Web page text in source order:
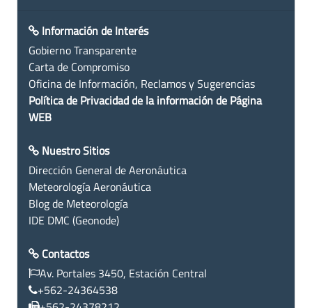
Información de Interés
Gobierno Transparente
Carta de Compromiso
Oficina de Información, Reclamos y Sugerencias
Política de Privacidad de la información de Página
WEB
Nuestro Sitios
Dirección General de Aeronáutica
Meteorología Aeronáutica
Blog de Meteorología
IDE DMC (Geonode)
Contactos
Av. Portales 3450, Estación Central
+562-24364538